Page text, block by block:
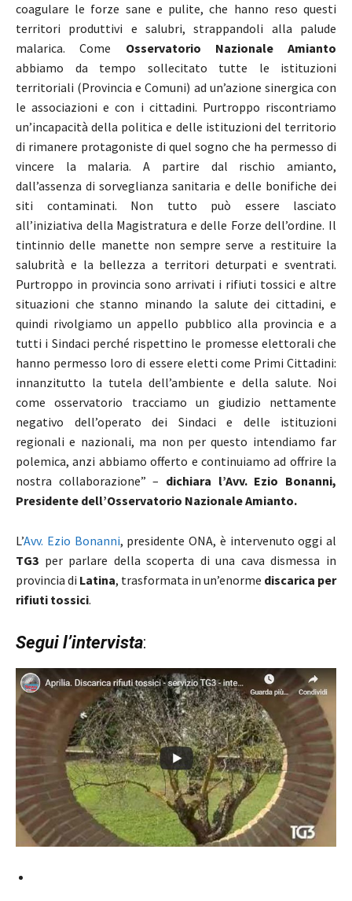
coagulare le forze sane e pulite, che hanno reso questi
territori produttivi e salubri, strappandoli alla palude
malarica. Come Osservatorio Nazionale Amianto
abbiamo da tempo sollecitato tutte le istituzioni
territoriali (Provincia e Comuni) ad un’azione sinergica con
le associazioni e con i cittadini. Purtroppo riscontriamo
un’incapacità della politica e delle istituzioni del territorio
di rimanere protagoniste di quel sogno che ha permesso di
vincere la malaria. A partire dal rischio amianto,
dall’assenza di sorveglianza sanitaria e delle bonifiche dei
siti contaminati. Non tutto può essere lasciato
all’iniziativa della Magistratura e delle Forze dell’ordine. Il
tintinnio delle manette non sempre serve a restituire la
salubrità e la bellezza a territori deturpati e sventrati.
Purtroppo in provincia sono arrivati i rifiuti tossici e altre
situazioni che stanno minando la salute dei cittadini, e
quindi rivolgiamo un appello pubblico alla provincia e a
tutti i Sindaci perché rispettino le promesse elettorali che
hanno permesso loro di essere eletti come Primi Cittadini:
innanzitutto la tutela dell’ambiente e della salute. Noi
come osservatorio tracciamo un giudizio nettamente
negativo dell’operato dei Sindaci e delle istituzioni
regionali e nazionali, ma non per questo intendiamo far
polemica, anzi abbiamo offerto e continuiamo ad offrire la
nostra collaborazione” – dichiara l’Avv. Ezio Bonanni,
Presidente dell’Osservatorio Nazionale Amianto.
L’Avv. Ezio Bonanni, presidente ONA, è intervenuto oggi al
TG3 per parlare della scoperta di una cava dismessa in
provincia di Latina, trasformata in un’enorme discarica per
rifiuti tossici.
Segui l’intervista: